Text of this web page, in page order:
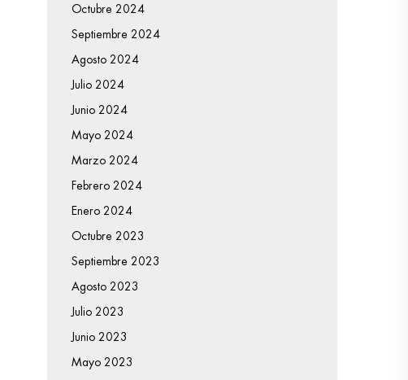
Octubre 2024
Septiembre 2024
Agosto 2024
Julio 2024
Junio 2024
Mayo 2024
Marzo 2024
Febrero 2024
Enero 2024
Octubre 2023
Septiembre 2023
Agosto 2023
Julio 2023
Junio 2023
Mayo 2023